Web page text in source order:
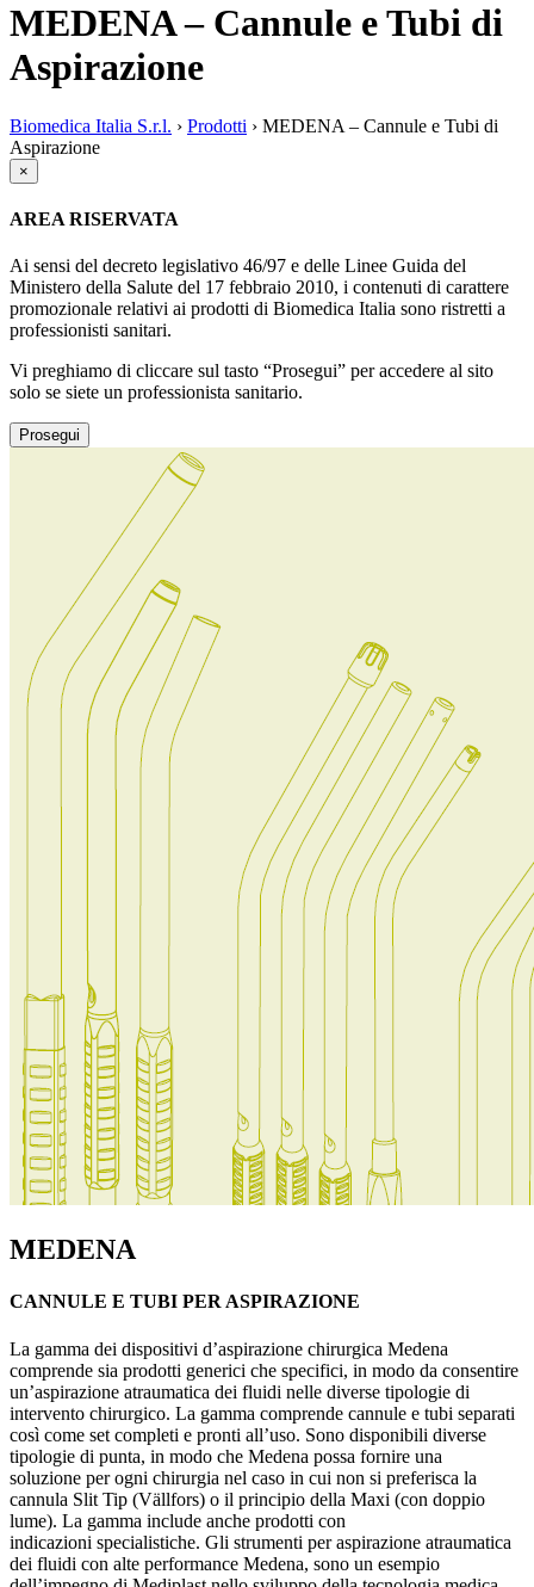
MEDENA – Cannule e Tubi di
Aspirazione
Biomedica Italia S.r.l. › Prodotti › MEDENA – Cannule e Tubi di
Aspirazione
×
AREA RISERVATA
Ai sensi del decreto legislativo 46/97 e delle Linee Guida del
Ministero della Salute del 17 febbraio 2010, i contenuti di carattere
promozionale relativi ai prodotti di Biomedica Italia sono ristretti a
professionisti sanitari.
Vi preghiamo di cliccare sul tasto “Prosegui” per accedere al sito
solo se siete un professionista sanitario.
Prosegui
MEDENA
CANNULE E TUBI PER ASPIRAZIONE
La gamma dei dispositivi d’aspirazione chirurgica Medena
comprende sia prodotti generici che specifici, in modo da consentire
un’aspirazione atraumatica dei fluidi nelle diverse tipologie di
intervento chirurgico. La gamma comprende cannule e tubi separati
così come set completi e pronti all’uso. Sono disponibili diverse
tipologie di punta, in modo che Medena possa fornire una
soluzione per ogni chirurgia nel caso in cui non si preferisca la
cannula Slit Tip (Vällfors) o il principio della Maxi (con doppio
lume). La gamma include anche prodotti con
indicazioni specialistiche. Gli strumenti per aspirazione atraumatica
dei fluidi con alte performance Medena, sono un esempio